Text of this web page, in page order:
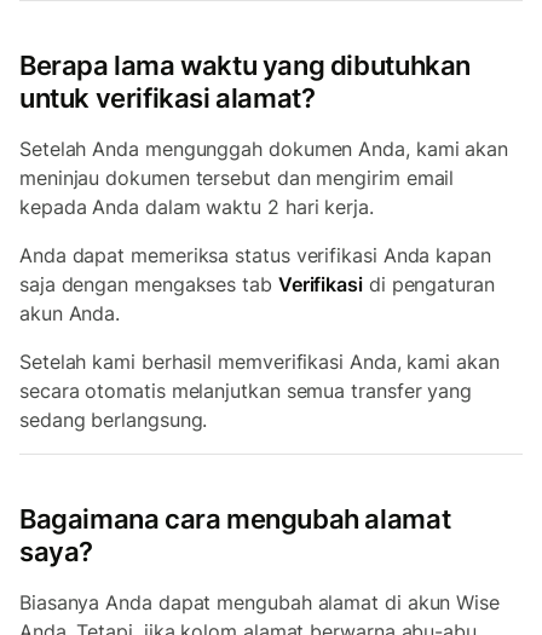
Berapa lama waktu yang dibutuhkan
untuk verifikasi alamat?
Setelah Anda mengunggah dokumen Anda, kami akan
meninjau dokumen tersebut dan mengirim email
kepada Anda dalam waktu 2 hari kerja.
Anda dapat memeriksa status verifikasi Anda kapan
saja dengan mengakses tab Verifikasi di pengaturan
akun Anda.
Setelah kami berhasil memverifikasi Anda, kami akan
secara otomatis melanjutkan semua transfer yang
sedang berlangsung.
Bagaimana cara mengubah alamat
saya?
Biasanya Anda dapat mengubah alamat di akun Wise